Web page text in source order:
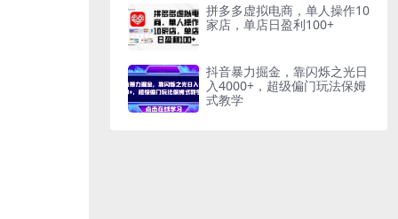
拼多多虚拟电商，单人操作10
家店，单店日盈利100+
抖音暴力掘金，靠闪烁之光日
入4000+，超级偏门玩法保姆
式教学